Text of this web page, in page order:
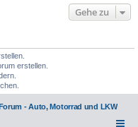
Gehe zu
erstellen.
- Auto, Motorrad und LKW